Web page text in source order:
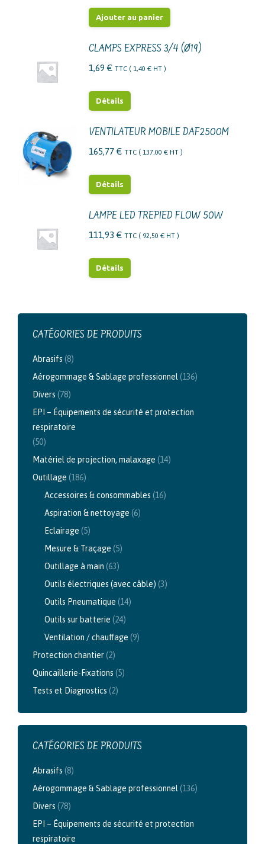
produit
Ajouter au panier
CLAMPS EXPRESS 3/4 (Ø19)
1,69 € TTC ( 1,40 € HT )
Détails
VENTILATEUR MOBILE DAF2500M
165,77 € TTC ( 137,00 € HT )
Détails
LAMPE LED TREPIED FLOW 50W
111,93 € TTC ( 92,50 € HT )
Détails
CATÉGORIES DE PRODUITS
Abrasifs (8)
Aérogommage & Sablage professionnel (136)
Divers (78)
EPI – Équipements de sécurité et protection
respiratoire
(50)
Matériel de projection, malaxage (14)
Outillage (186)
Accessoires & consommables (16)
Aspiration & nettoyage (6)
Eclairage (5)
Mesure & Traçage (5)
Outillage à main (63)
Outils électriques (avec câble) (3)
Outils Pneumatique (14)
Outils sur batterie (24)
Ventilation / chauffage (9)
Protection chantier(2)
Quincaillerie-Fixations (5)
Tests et Diagnostics (2)
CATÉGORIES DE PRODUITS
Abrasifs (8)
Aérogommage & Sablage professionnel (136)
Divers (78)
EPI – Équipements de sécurité et protection
respiratoire